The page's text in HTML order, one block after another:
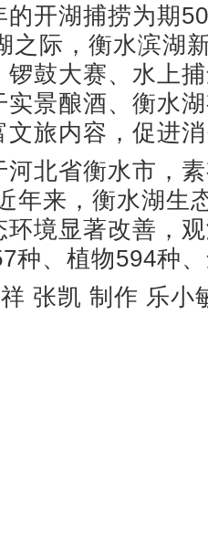
开湖捕捞为期50
之际，衡水滨湖
锣鼓大赛、水上
实景酿酒、衡水
文旅内容，促进
省衡水市，素
年来，衡水湖生
环境显著改善，
种、植物594种
张凯 制作 乐小